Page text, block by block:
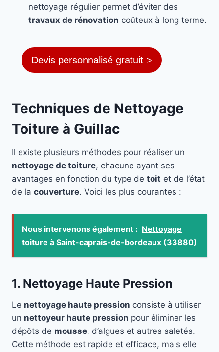
nettoyage régulier permet d’éviter des
travaux de rénovation coûteux à long terme.
Devis personnalisé gratuit >
Techniques de Nettoyage
Toiture à Guillac
Il existe plusieurs méthodes pour réaliser un
nettoyage de toiture, chacune ayant ses
avantages en fonction du type de toit et de l’état
de la couverture. Voici les plus courantes :
Nous intervenons également : Nettoyage
toiture à Saint-caprais-de-bordeaux (33880)
1. Nettoyage Haute Pression
Le nettoyage haute pression consiste à utiliser
un nettoyeur haute pression pour éliminer les
dépôts de mousse, d’algues et autres saletés.
Cette méthode est rapide et efficace, mais elle